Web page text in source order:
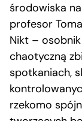
środowiska
profesor
Nikt –
chaotyczną
spotkaniach,
rzekomo